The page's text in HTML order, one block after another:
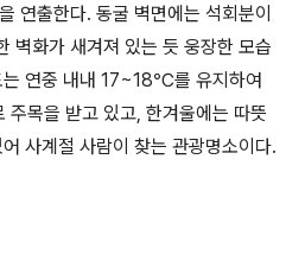
연출한다. 동굴 벽면에는 석회분이
벽화가 새겨져 있는 듯 웅장한 모습
는 연중 내내 17~18℃를 유지하여
주목을 받고 있고, 한겨울에는 따뜻
사계절 사람이 찾는 관광명소이다.